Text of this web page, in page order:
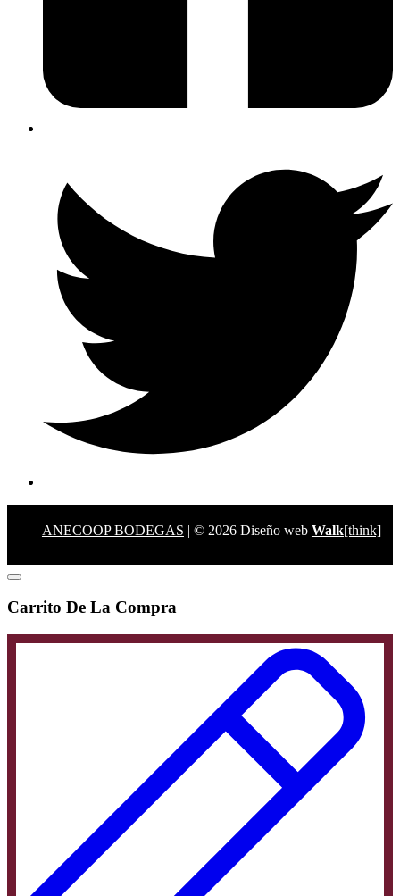
ANECOOP BODEGAS | © 2026 Diseño web Walk[think]
Carrito De La Compra